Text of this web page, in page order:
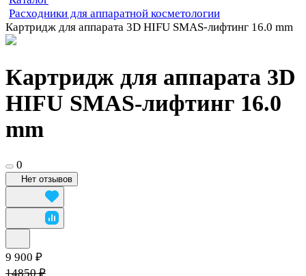
Расходники для аппаратной косметологии
Картридж для аппарата 3D HIFU SMAS-лифтинг 16.0 mm
Картридж для аппарата 3D
HIFU SMAS-лифтинг 16.0
mm
0
Нет отзывов
9 900 ₽
14850 ₽